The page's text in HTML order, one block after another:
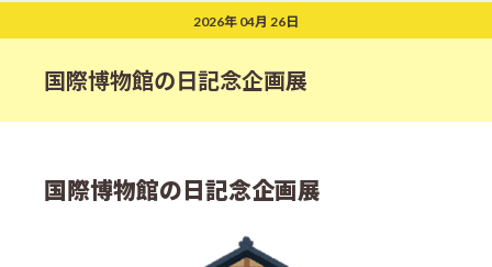
2026年 04月 26日
国際博物館の日記念企画展
国際博物館の日記念企画展